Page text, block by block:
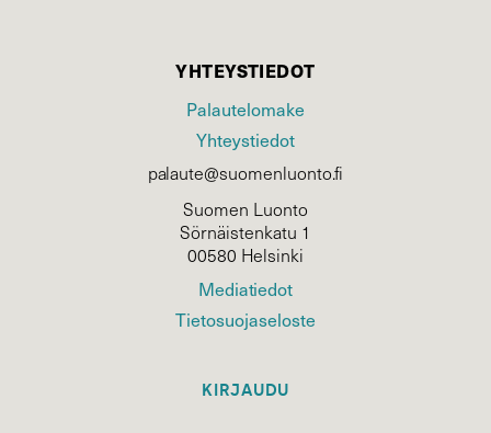
YHTEYSTIEDOT
Palautelomake
Yhteystiedot
palaute@suomenluonto.fi
Suomen Luonto
Sörnäistenkatu 1
00580 Helsinki
Mediatiedot
Tietosuojaseloste
KIRJAUDU